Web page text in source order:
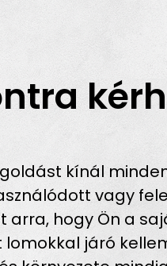
kínál
vagy
arra, hogy Ön a
járó